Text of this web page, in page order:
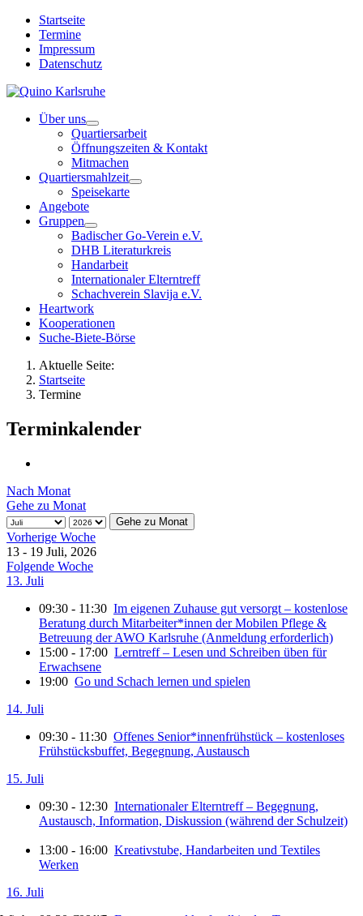
Startseite
Termine
Impressum
Datenschutz
Über uns
Quartiersarbeit
Öffnungszeiten & Kontakt
Mitmachen
Quartiersmahlzeit
Speisekarte
Angebote
Gruppen
Badischer Go-Verein e.V.
DHB Literaturkreis
Handarbeit
Internationaler Elterntreff
Schachverein Slavija e.V.
Heartwork
Kooperationen
Suche-Biete-Börse
Aktuelle Seite:
Startseite
Termine
Terminkalender
Nach Monat
Gehe zu Monat
Gehe zu Monat
Vorherige Woche
13 - 19 Juli, 2026
Folgende Woche
13. Juli
09:30 - 11:30 Im eigenen Zuhause gut versorgt – kostenlose
Beratung durch Mitarbeiter*innen der Mobilen Pflege &
Betreuung der AWO Karlsruhe (Anmeldung erforderlich)
15:00 - 17:00 Lerntreff – Lesen und Schreiben üben für
Erwachsene
19:00 Go und Schach lernen und spielen
14. Juli
09:30 - 11:30 Offenes Senior*innenfrühstück – kostenloses
Frühstücksbuffet, Begegnung, Austausch
15. Juli
09:30 - 12:30 Internationaler Elterntreff – Begegnung,
Austausch, Information, Diskussion (während der Schulzeit)
13:00 - 16:00 Kreativstube, Handarbeiten und Textiles
Werken
16. Juli